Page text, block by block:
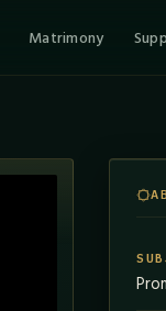
Matrimony